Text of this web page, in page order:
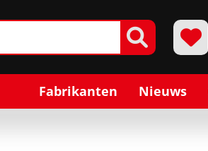
Fabrikanten Nieuws